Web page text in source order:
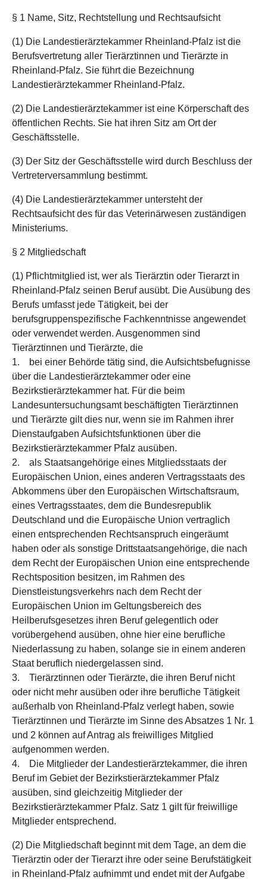
§ 1 Name, Sitz, Rechtstellung und Rechtsaufsicht
(1) Die Landestierärztekammer Rheinland-Pfalz ist die
Berufsvertretung aller Tierärztinnen und Tierärzte in
Rheinland-Pfalz. Sie führt die Bezeichnung
Landestierärztekammer Rheinland-Pfalz.
(2) Die Landestierärztekammer ist eine Körperschaft des
öffentlichen Rechts. Sie hat ihren Sitz am Ort der
Geschäftsstelle.
(3) Der Sitz der Geschäftsstelle wird durch Beschluss der
Vertreterversammlung bestimmt.
(4) Die Landestierärztekammer untersteht der
Rechtsaufsicht des für das Veterinärwesen zuständigen
Ministeriums.
§ 2 Mitgliedschaft
(1) Pflichtmitglied ist, wer als Tierärztin oder Tierarzt in
Rheinland-Pfalz seinen Beruf ausübt. Die Ausübung des
Berufs umfasst jede Tätigkeit, bei der
berufsgruppenspezifische Fachkenntnisse angewendet
oder verwendet werden. Ausgenommen sind
Tierärztinnen und Tierärzte, die
1. bei einer Behörde tätig sind, die Aufsichtsbefugnisse
über die Landestierärztekammer oder eine
Bezirkstierärztekammer hat. Für die beim
Landesuntersuchungsamt beschäftigten Tierärztinnen
und Tierärzte gilt dies nur, wenn sie im Rahmen ihrer
Dienstaufgaben Aufsichtsfunktionen über die
Bezirkstierärztekammer Pfalz ausüben.
2. als Staatsangehörige eines Mitgliedsstaats der
Europäischen Union, eines anderen Vertragsstaats des
Abkommens über den Europäischen Wirtschaftsraum,
eines Vertragsstaates, dem die Bundesrepublik
Deutschland und die Europäische Union vertraglich
einen entsprechenden Rechtsanspruch eingeräumt
haben oder als sonstige Drittstaatsangehörige, die nach
dem Recht der Europäischen Union eine entsprechende
Rechtsposition besitzen, im Rahmen des
Dienstleistungsverkehrs nach dem Recht der
Europäischen Union im Geltungsbereich des
Heilberufsgesetzes ihren Beruf gelegentlich oder
vorübergehend ausüben, ohne hier eine berufliche
Niederlassung zu haben, solange sie in einem anderen
Staat beruflich niedergelassen sind.
3. Tierärztinnen oder Tierärzte, die ihren Beruf nicht
oder nicht mehr ausüben oder ihre berufliche Tätigkeit
außerhalb von Rheinland-Pfalz verlegt haben, sowie
Tierärztinnen und Tierärzte im Sinne des Absatzes 1 Nr. 1
und 2 können auf Antrag als freiwilliges Mitglied
aufgenommen werden.
4. Die Mitglieder der Landestierärztekammer, die ihren
Beruf im Gebiet der Bezirkstierärztekammer Pfalz
ausüben, sind gleichzeitig Mitglieder der
Bezirkstierärztekammer Pfalz. Satz 1 gilt für freiwillige
Mitglieder entsprechend.
(2) Die Mitgliedschaft beginnt mit dem Tage, an dem die
Tierärztin oder der Tierarzt ihre oder seine Berufstätigkeit
in Rheinland-Pfalz aufnimmt und endet mit der Aufgabe